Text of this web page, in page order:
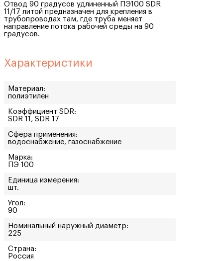
Отвод 90 градусов удлиненный ПЭ100 SDR
11/17 литой предназначен для крепления в
трубопроводах там, где труба меняет
направление потока рабочей среды на 90
градусов.
Характеристики
Материал:
полиэтилен
Коэффициент SDR:
SDR 11, SDR 17
Сфера применения:
водоснабжение, газоснабжение
Марка:
ПЭ 100
Единица измерения:
шт.
Угол:
90
Номинальный наружный диаметр:
225
Страна:
Россия